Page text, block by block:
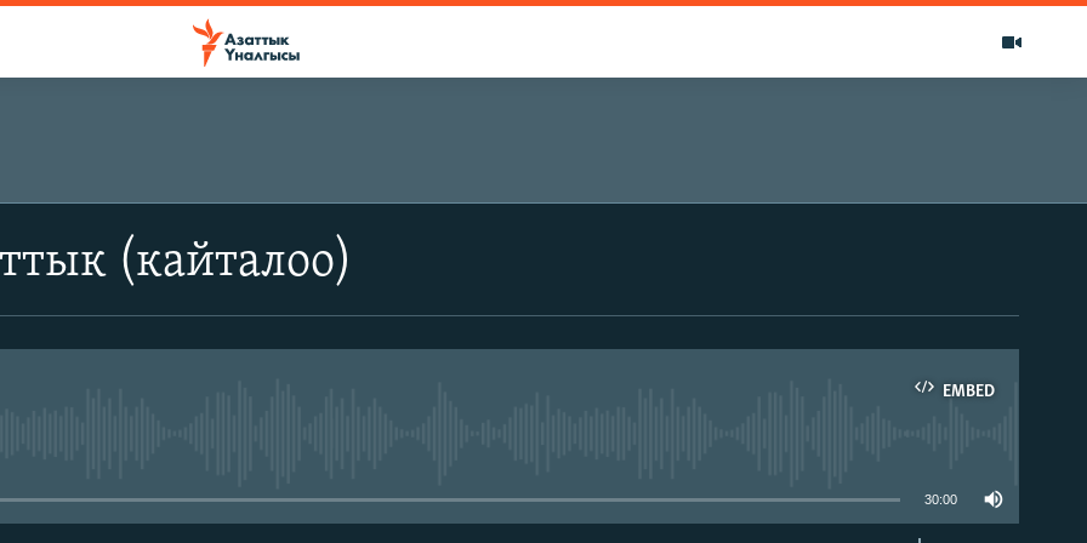
(кайталоо)
EMBED
30:00